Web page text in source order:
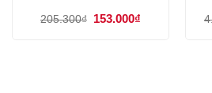
205.300₫
Giá
153.000₫